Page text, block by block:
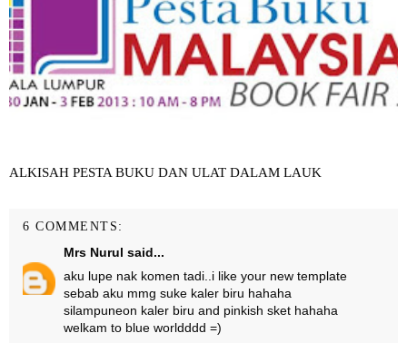
ALKISAH PESTA BUKU DAN ULAT DALAM LAUK
6 COMMENTS:
Mrs Nurul said...
aku lupe nak komen tadi..i like your new template
sebab aku mmg suke kaler biru hahaha
silampuneon kaler biru and pinkish sket hahaha
welkam to blue worldddd =)